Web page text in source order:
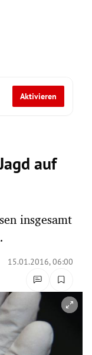
Aktivieren
auf
insgesamt
15.01.2016, 06:00